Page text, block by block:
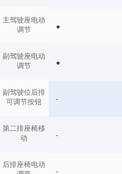
主驾驶座电动
调节
副驾驶座电动
调节
副驾驶位后排
可调节按钮
第二排座椅移
动
后排座椅电动
●
●
-
-
-